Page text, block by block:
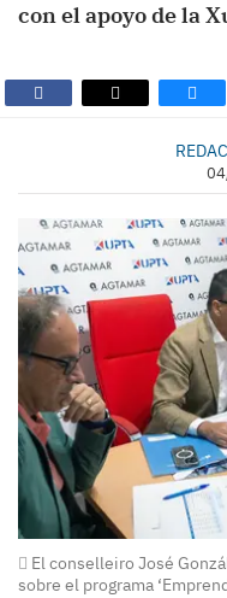
con el apoyo de la
El conselleiro José
sobre el programa